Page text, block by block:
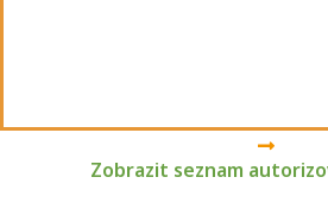
Zobrazit seznam